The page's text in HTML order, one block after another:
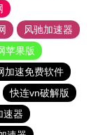
风驰加速器
苹果版
加速免费软件
快连vn破解版
速器